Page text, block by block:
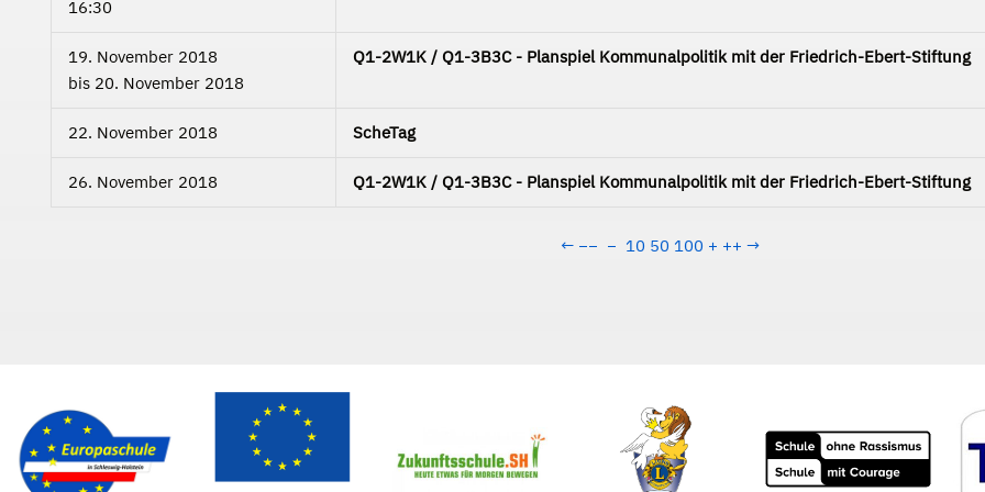
16:30
19. November 2018
bis 20. November 2018
Q1-2W1K / Q1-3B3C - Planspiel Kommunalpolitik mit der Friedrich-Ebert-Stiftung
22. November 2018 ScheTag
26. November 2018 Q1-2W1K / Q1-3B3C - Planspiel Kommunalpolitik mit der Friedrich-Ebert-Stiftung
← −− − 10 50 100 + ++ →